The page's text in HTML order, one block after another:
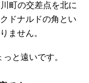
町の交差点を北に
ドナルドの角とい
ません。
と遠いです。